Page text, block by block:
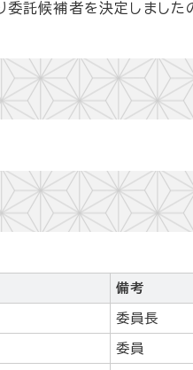
委託候補者を決定しました
備考
委員長
委員